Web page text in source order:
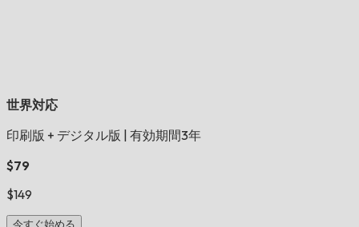
世界対応
印刷版 + デジタル版
有効期間3年
$79
$149
今すぐ始める